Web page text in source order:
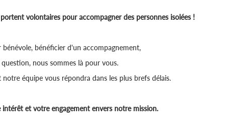
volontaires pour accompagner des personnes isolées !
bénéficier d'un accompagnement,
nous sommes là pour vous.
équipe vous répondra dans les plus brefs délais.
et votre engagement envers notre mission.